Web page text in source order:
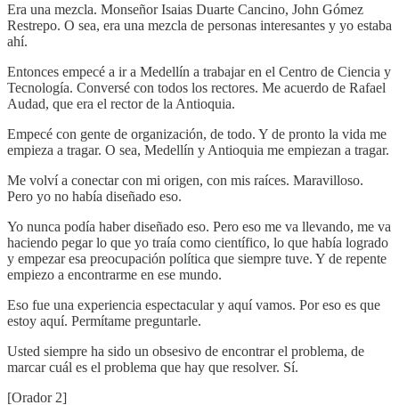
Era una mezcla. Monseñor Isaias Duarte Cancino, John Gómez
Restrepo. O sea, era una mezcla de personas interesantes y yo estaba
ahí.
Entonces empecé a ir a Medellín a trabajar en el Centro de Ciencia y
Tecnología. Conversé con todos los rectores. Me acuerdo de Rafael
Audad, que era el rector de la Antioquia.
Empecé con gente de organización, de todo. Y de pronto la vida me
empieza a tragar. O sea, Medellín y Antioquia me empiezan a tragar.
Me volví a conectar con mi origen, con mis raíces. Maravilloso.
Pero yo no había diseñado eso.
Yo nunca podía haber diseñado eso. Pero eso me va llevando, me va
haciendo pegar lo que yo traía como científico, lo que había logrado
y empezar esa preocupación política que siempre tuve. Y de repente
empiezo a encontrarme en ese mundo.
Eso fue una experiencia espectacular y aquí vamos. Por eso es que
estoy aquí. Permítame preguntarle.
Usted siempre ha sido un obsesivo de encontrar el problema, de
marcar cuál es el problema que hay que resolver. Sí.
[Orador 2]